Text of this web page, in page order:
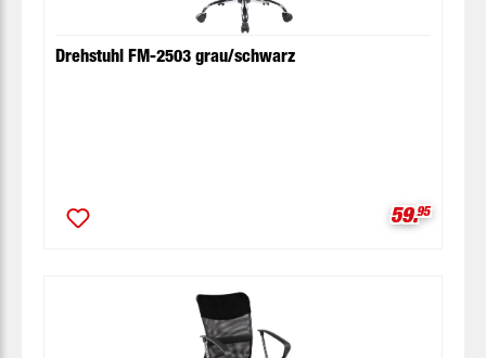
Drehstuhl FM-2503 grau/schwarz
59.95